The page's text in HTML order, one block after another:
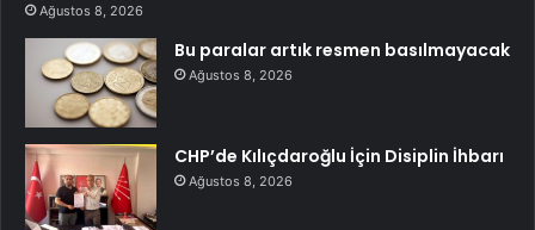
Ağustos 8, 2026
Bu paralar artık resmen basılmayacak
Ağustos 8, 2026
CHP’de Kılıçdaroğlu İçin Disiplin İhbarı
Ağustos 8, 2026